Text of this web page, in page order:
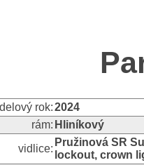
rok:2024
rám: Hliníkový
vidlice:
Pružinová SR
lockout, crown